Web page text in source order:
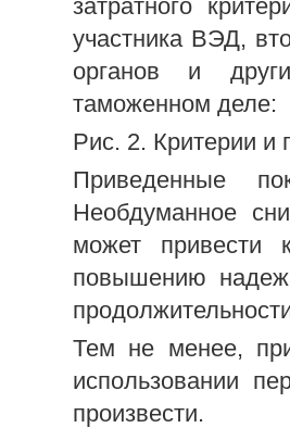
затратного
участника ВЭД,
органов и
таможенном деле:
Рис. 2. Критерии и
Приведенные
Необдуманное
может привести
повышению
Тем не менее, при
использовании
произвести.